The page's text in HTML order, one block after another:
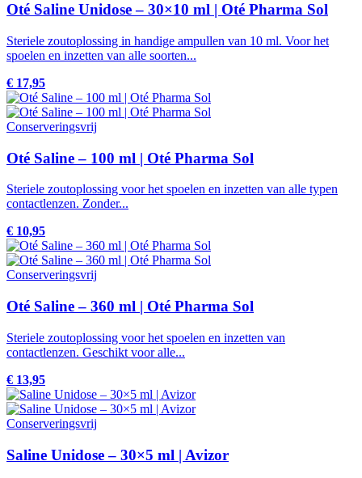
Oté Saline Unidose – 30×10 ml | Oté Pharma Sol
Steriele zoutoplossing in handige ampullen van 10 ml. Voor het
spoelen en inzetten van alle soorten...
€ 17,95
Conserveringsvrij
Oté Saline – 100 ml | Oté Pharma Sol
Steriele zoutoplossing voor het spoelen en inzetten van alle typen
contactlenzen. Zonder...
€ 10,95
Conserveringsvrij
Oté Saline – 360 ml | Oté Pharma Sol
Steriele zoutoplossing voor het spoelen en inzetten van
contactlenzen. Geschikt voor alle...
€ 13,95
Conserveringsvrij
Saline Unidose – 30×5 ml | Avizor